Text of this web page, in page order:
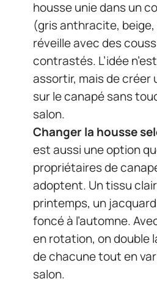
housse unie dans un
(gris anthracite,
réveille avec des
contrastés. L’idée
assortir, mais de créer
sur le canapé sans
salon.
Changer la housse
est aussi une option
propriétaires de
adoptent. Un tissu
printemps, un
foncé à l’automne.
en rotation, on double
de chacune tout en
salon.